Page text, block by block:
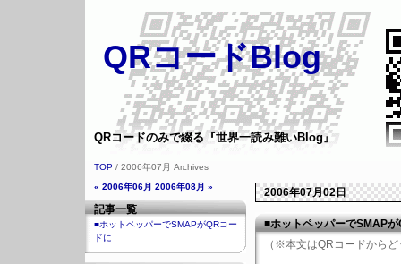
QRコードBlog
QRコードのみで綴る『世界一読み難いBlog』
TOP / 2006年07月 Archives
2006年07月02日
■ホットペッパーでSMAP
（※本文はQRコードから
« 2006年06月 2006年08月 »
記事一覧
■ホットペッパーでSMAPがQRコー
ドに